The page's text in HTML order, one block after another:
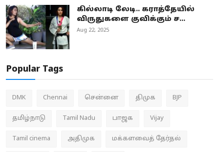
கில்லாடி லேடி.. கராத்தேயில்
விருதுகளை குவிக்கும் ச...
Aug 22, 2025
Popular Tags
DMK Chennai சென்னை திமுக BJP
தமிழ்நாடு Tamil Nadu பாஜக Vijay
Tamil cinema அதிமுக மக்களவைத் தேர்தல்